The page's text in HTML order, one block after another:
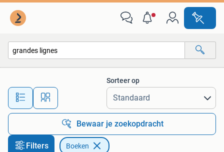
Alle afstanden…
Sorteer op
Bewaar je zoekopdracht
Filters Boeken